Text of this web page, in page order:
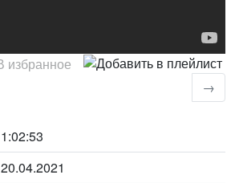
→
1:02:53
20.04.2021